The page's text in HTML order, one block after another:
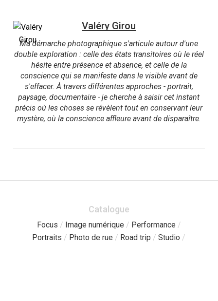
Valéry Girou
Ma démarche photographique s'articule autour d'une
double exploration : celle des états transitoires où le réel
hésite entre présence et absence, et celle de la
conscience qui se manifeste dans le visible avant de
s'effacer. À travers différentes approches - portrait,
paysage, documentaire - je cherche à saisir cet instant
précis où les choses se révèlent tout en conservant leur
mystère, où la conscience affleure avant de disparaître.
Catalogue
Focus / Image numérique / Performance /
Portraits / Photo de rue / Road trip /Studio /